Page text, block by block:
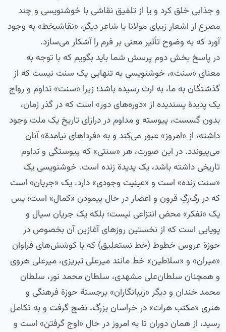
و جذابی خلق کرد و یا از تلفیق نقاشی با خوشنویسی و چند
مصرع از اشعار زیبای مولانا یا شاعر دیگر، «نقاشیخط» به وجود
آورد که به وضوح تأثیر معنی بر فرم را آشکار می‌سازد.
در پاسخ بخش دوم پرسش شما باید بگویم که با توجه به
معنای «سنت»، خوشنویسی به تنهایی یک سنت نیست که از
گذشتگان به ما، به ارث رسیده باشد؛ زیرا «سنت» تداوم و رواج
یک پدیدة پسندیده از «دوره‌های دور» است که در گذر زمان،
بدون گسست، پیوسته و مداوم در درازای تاریخ یک ملت وجود
داشته، از «امروز» عبور می‌کند و به «فرداهای نیامدة» آنان
می‌پیوندد. در این صورت، هر «سنتی» که پیوستگی و تداوم
تاریخی داشته باشد، یک پدیدة زنده است. خوشنویسی یک
«سنت زنده» است و «عینیت وجودی» دارد. یک «جریان» است
که در رگ‌رگِ قرون و اعصار در حال پیمودن «کمال» است؛ پس
یک «تفکر» محض انتزاعی نیست؛‌ بلکه یک جریان سیال و
پویایی است که از نخستین روزهای آغازین آن بخصوص در
حوزة عروس خطوط (خط نستعلیق) که با کوشش‌‌های فراوان
«میران» و «سلاطین» خط مانند میرعلی تبریزی، میرعلی هروی
و همچنان سلطان‌علی مشهدی، سلطان محمد نور، سلطان
محمد خندان و دیگر «زیبانگاران» برجستة حوزة فرهنگی و
هنری «مکتب هرات» در خراسان بزرگ، نضج گرفت و به تکامل
رسید، از همان دوران تا به امروز در حال «اوج گرفتن» است و